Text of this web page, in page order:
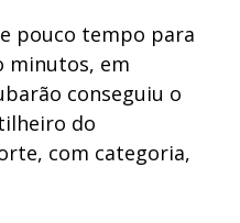
pouco tempo para
minutos, em
conseguiu o
do
com categoria,